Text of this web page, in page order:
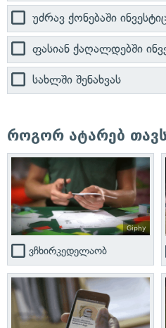
უძრავ ქონებაში
ფასიან ქაღალდებში
სახლში შენახვას
როგორ ატარებ
Giphy
ვჩხირკედელაობ